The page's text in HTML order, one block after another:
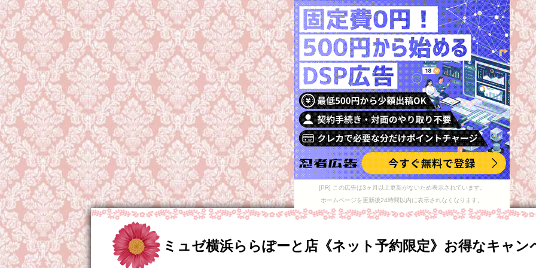
[PR] この広告は3ヶ月以上更新がないため表示されています。
ホームページを更新後24時間以内に表示されなくなります。
ミュゼ横浜ららぽーと店《ネット予約限定》お得なキャン